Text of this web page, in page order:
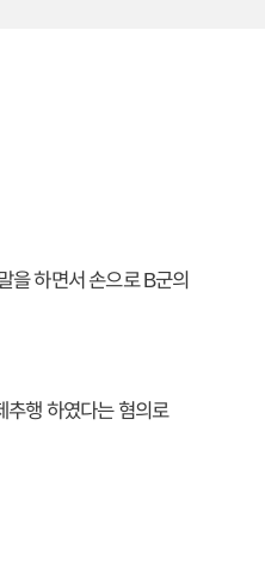
을 하면서 손으로 B군의
추행 하였다는 혐의로